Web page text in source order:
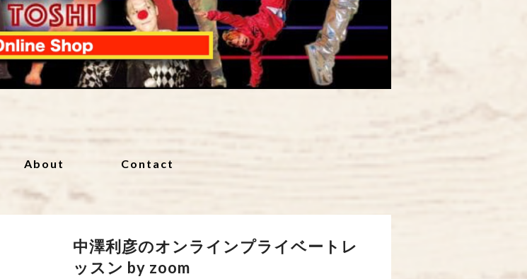
About Contact
中澤利彦のオンラインプライベートレ
ッスン by zoom